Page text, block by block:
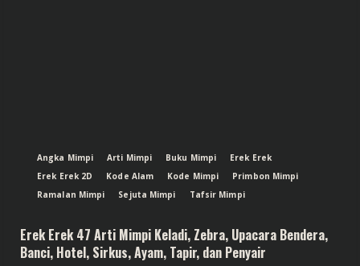
Angka Mimpi Arti Mimpi Buku Mimpi
Erek Erek
Erek Erek 2D
Kode Alam Kode Mimpi
Primbon Mimpi
Ramalan Mimpi
Sejuta Mimpi Tafsir Mimpi
Erek Erek 47 Arti Mimpi Keladi, Zebra, Upacara Bendera,
Banci, Hotel, Sirkus, Ayam, Tapir, dan Penyair